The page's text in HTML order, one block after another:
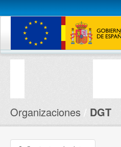
Conjuntos de datos
Organizaciones DGT